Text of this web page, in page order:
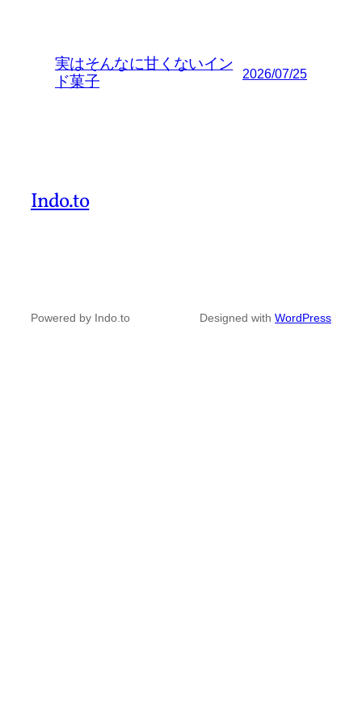
実はそんなに甘くないイン
ド菓子
2026/07/25
Indo.to
Powered by Indo.to Designed with WordPress